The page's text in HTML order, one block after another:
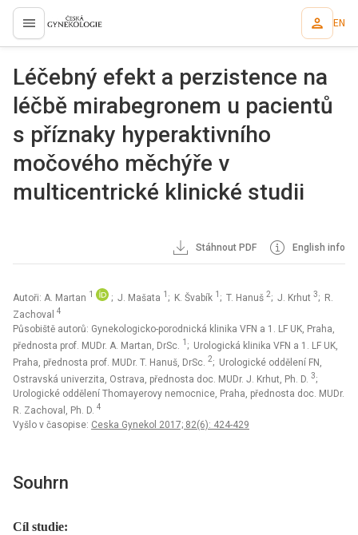
proLékaře.cz EN
Léčebný efekt a perzistence na
léčbě mirabegronem u pacientů
s příznaky hyperaktivního
močového měchýře v
multicentrické klinické studii
Stáhnout PDF English info
Autoři: A. Martan 1 ; J. Mašata 1 ; K. Švabík 1 ; T. Hanuš 2; J. Krhut 3; R.
Zachoval
4
Působiště autorů: Gynekologicko-porodnická klinika VFN a 1. LF UK, Praha,
přednosta prof. MUDr. A. Martan, DrSc. 1 ; Urologická klinika VFN a 1. LF UK,
Praha, přednosta prof. MUDr. T. Hanuš, DrSc. 2; Urologické oddělení FN,
Ostravská univerzita, Ostrava, přednosta doc. MUDr. J. Krhut, Ph. D. 3;
Urologické oddělení Thomayerovy nemocnice, Praha, přednosta doc. MUDr.
R. Zachoval, Ph. D. 4
Vyšlo v časopise: Ceska Gynekol 2017; 82(6): 424-429
Souhrn
Cíl studie: